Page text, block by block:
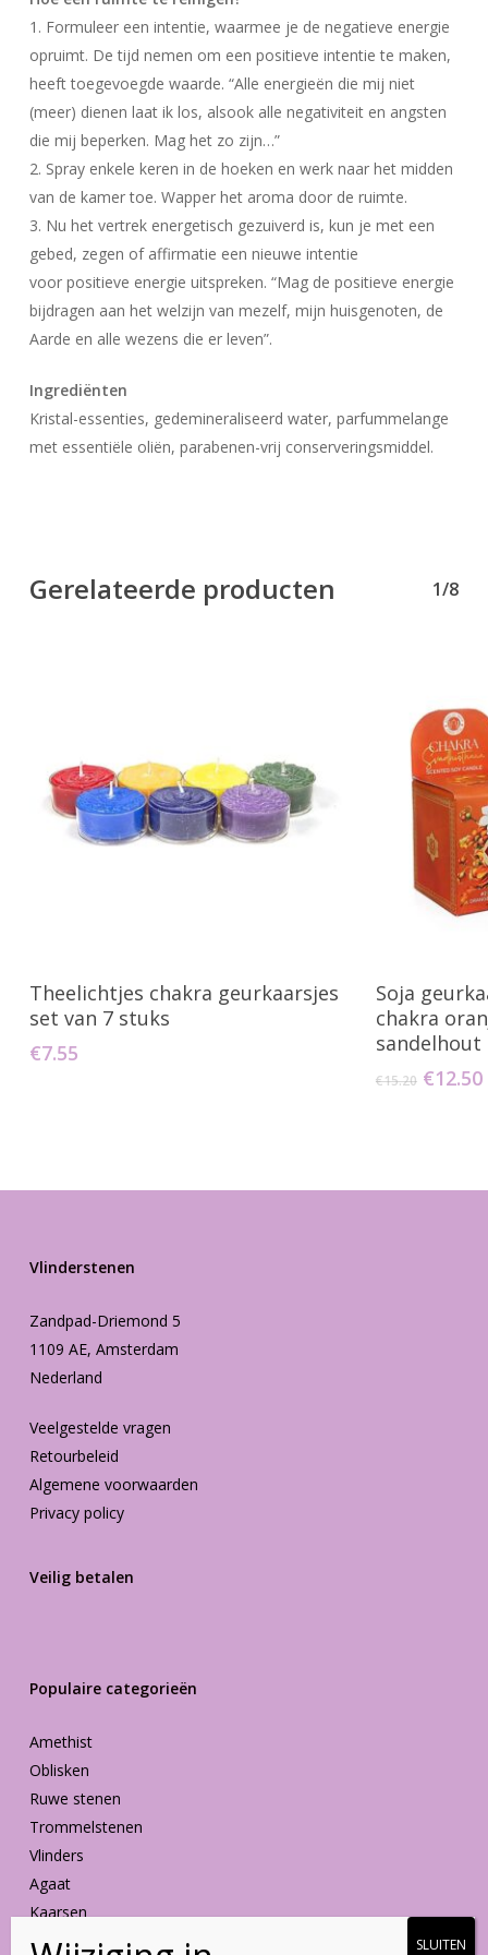
Geen producten in uw winkelwagen.
Go To Shop
1. Formuleer een intentie, waarmee je de negatieve energie
opruimt. De tijd nemen om een ​​positieve intentie te maken,
heeft toegevoegde waarde. “Alle energieën die mij niet
(meer) dienen laat ik los, alsook alle negativiteit en angsten
die mij beperken. Mag het zo zijn…”
2. Spray enkele keren in de hoeken en werk naar het midden
van de kamer toe. Wapper het aroma door de ruimte.
3. Nu het vertrek energetisch gezuiverd is, kun je met een
gebed, zegen of affirmatie een nieuwe intentie
voor positieve energie uitspreken. “Mag de positieve energie
bijdragen aan het welzijn van mezelf, mijn huisgenoten, de
Aarde en alle wezens die er leven”.
Ingrediënten
Kristal-essenties, gedemineraliseerd water, parfummelange
met essentiële oliën, parabenen-vrij conserveringsmiddel.
Gerelateerde producten 1/8
Toevoegen Aan Winkelwagen
Theelichtjes chakra geurkaarsjes
set van 7 stuks
€7.55
Soja
chakra
sandelhout
€15.20 €12.50
Vlinderstenen
Zandpad-Driemond 5
1109 AE, Amsterdam
Nederland
Veelgestelde vragen
Retourbeleid
Algemene voorwaarden
Privacy policy
Veilig betalen
Populaire categorieën
Amethist
Oblisken
Ruwe stenen
Trommelstenen
Vlinders
Agaat
Kaarsen
Vormen